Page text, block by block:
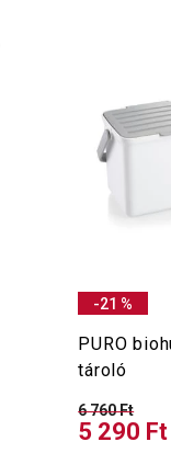
-21 %
PURO
tároló
6 760 Ft
5 290 Ft